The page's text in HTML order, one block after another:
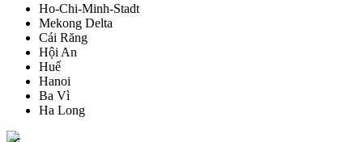
Ho-Chi-Minh-Stadt
Mekong Delta
Cái Răng
Hội An
Huế
Hanoi
Ba Vì
Ha Long